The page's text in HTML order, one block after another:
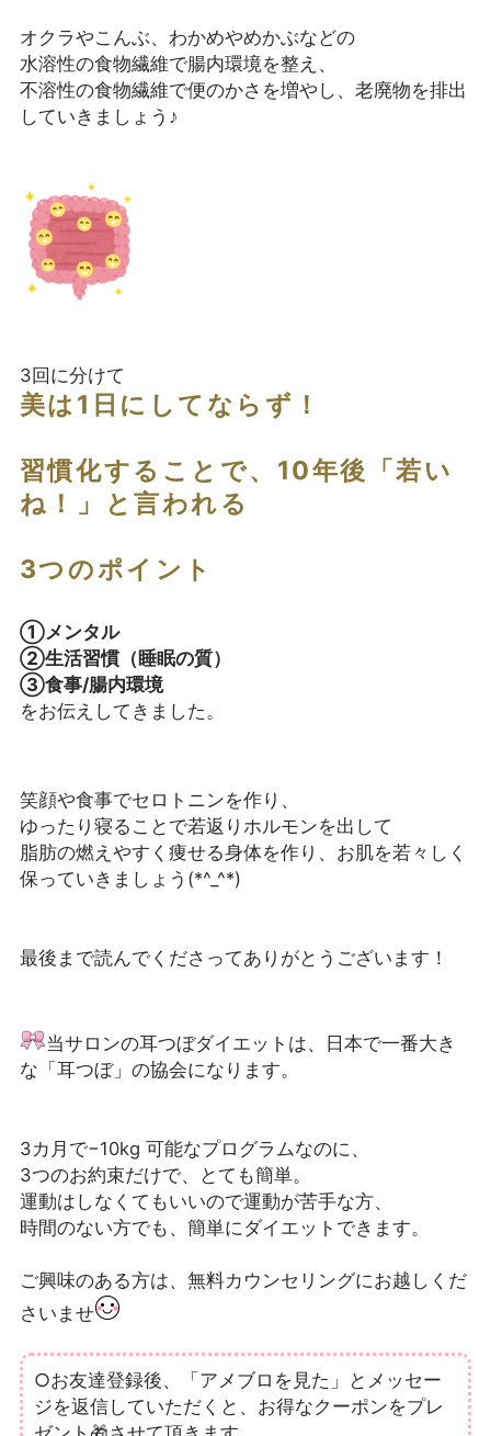
オクラやこんぶ、わかめやめかぶなどの
水溶性の食物繊維で腸内環境を整え、
不溶性の食物繊維で便のかさを増やし、老廃物を排出
していきましょう♪
3回に分けて
美は1日にしてならず！
習慣化することで、10年後「若い
ね！」と言われる
3つのポイント
①メンタル
②生活習慣（睡眠の質）
③食事/腸内環境
をお伝えしてきました。
笑顔や食事でセロトニンを作り、
ゆったり寝ることで若返りホルモンを出して
脂肪の燃えやすく痩せる身体を作り、お肌を若々しく
保っていきましょう(*^_^*)
最後まで読んでくださってありがとうございます！
当サロンの耳つぼダイエットは、
日本で一番大き
な「耳つぼ」の協会になります。
3カ月で−10kg 可能なプログラムなのに、
3つのお約束だけで、とても簡単。
運動はしなくてもいいので運動が苦手な方、
時間のない方でも、簡単にダイエットできます。
ご興味のある方は、無料カウンセリングにお越しくだ
さいませ
○お友達登録後、「アメブロを見た」とメッセー
ジを返信していただくと、お得なクーポンをプレ